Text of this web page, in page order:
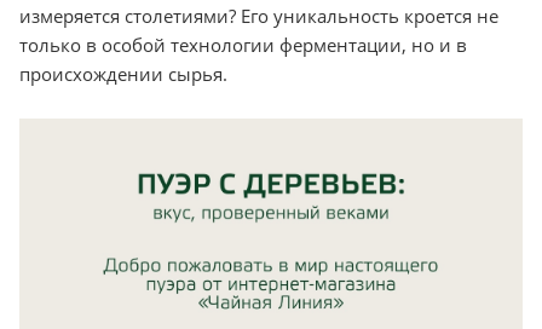
измеряется столетиями? Его уникальность кроется не
только в особой технологии ферментации, но и в
происхождении сырья.